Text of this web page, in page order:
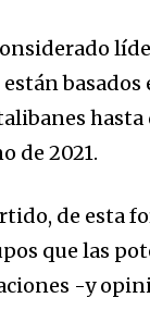
de 2021.
de esta
que las
-y